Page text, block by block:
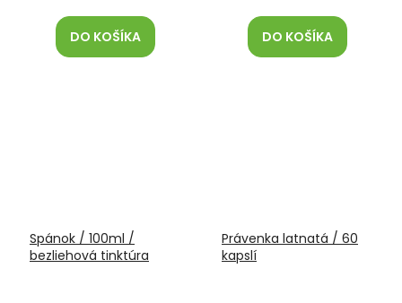
DO KOŠÍKA DO KOŠÍKA
Spánok / 100ml /
bezliehová tinktúra
Právenka latnatá / 60
kapslí